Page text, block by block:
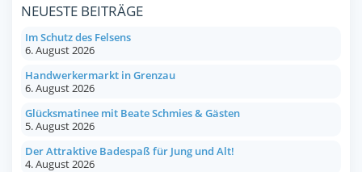
NEUESTE BEITRÄGE
Im Schutz des Felsens
6. August 2026
Handwerkermarkt in Grenzau
6. August 2026
Glücksmatinee mit Beate Schmies & Gästen
5. August 2026
Der Attraktive Badespaß für Jung und Alt!
4. August 2026